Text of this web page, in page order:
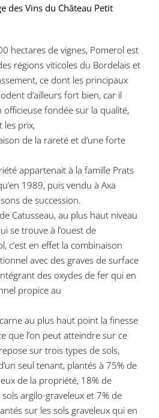
des Vins du Château Petit
hectares de vignes, Pomerol est
régions viticoles du Bordelais et
ce dont les principaux
d’ailleurs fort bien, car il
officieuse fondée sur la qualité,
les prix,
de la rareté et d’une forte
appartenait à la famille Prats
1989, puis vendu à Axa
de succession.
Catusseau, au plus haut niveau
se trouve à l’ouest de
c’est en effet la combinaison
avec des graves de surface
des oxydes de fer qui en
propice au
au plus haut point la finesse
que l’on peut atteindre sur ce
sur trois types de sols,
seul tenant, plantés à 75% de
de la propriété, 18% de
argilo-graveleux et 7% de
sur les sols graveleux qui en